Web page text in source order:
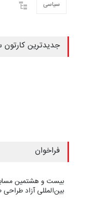
سیاسی
جدیدترین
فراخوان
بیست و هشتمین
بین‌المللی آزاد